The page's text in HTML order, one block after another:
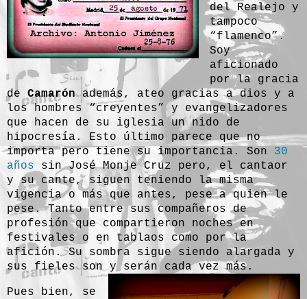
del Realejo y
tampoco
“flamenco”.
Soy
aficionado
por la gracia
de Camarónademás, ateo gracias a dios y a
los hombres “creyentes” y evangelizadores
que hacen de su iglesia un nido de
hipocresía. Esto último parece que no
importa pero tiene su importancia. Son 30
años sin José Monje Cruz pero, el cantaor
y su cante, siguen teniendo la misma
vigencia o más que antes, pese a quien le
pese. Tanto entre sus compañeros de
profesión que compartieron noches en
festivales o en tablaos como por la
afición. Su sombra sigue siendo alargada y
sus fieles son y serán cada vez más.
Pues bien, se